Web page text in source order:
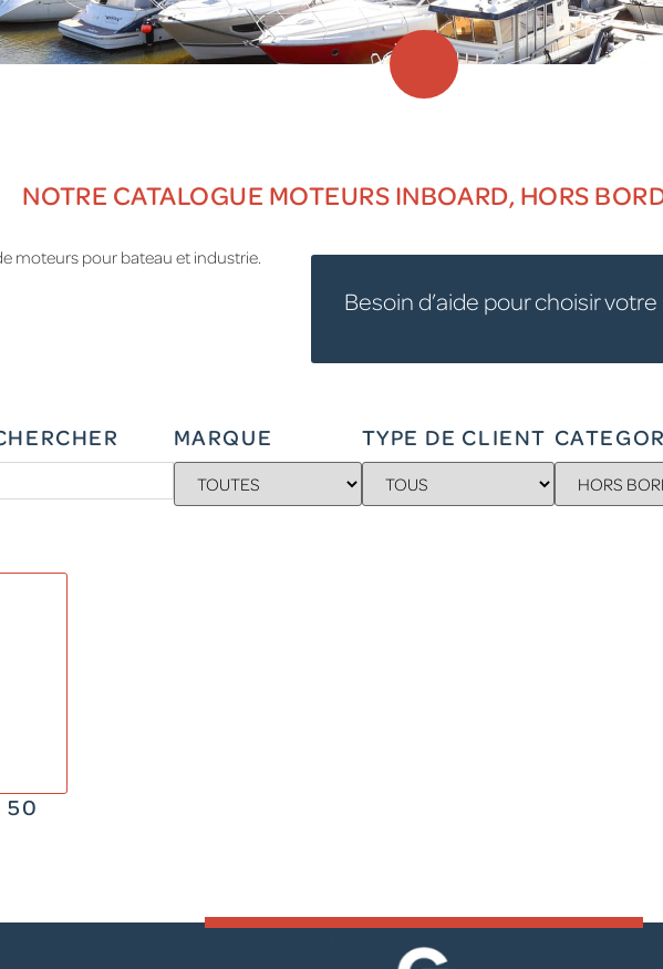
NOTRE CATALOGUE MOTEURS INBOARD, HORS
moteurs pour bateau et industrie.
Besoin d’aide pour choisir
MARQUE TYPE DE CLIENT
50